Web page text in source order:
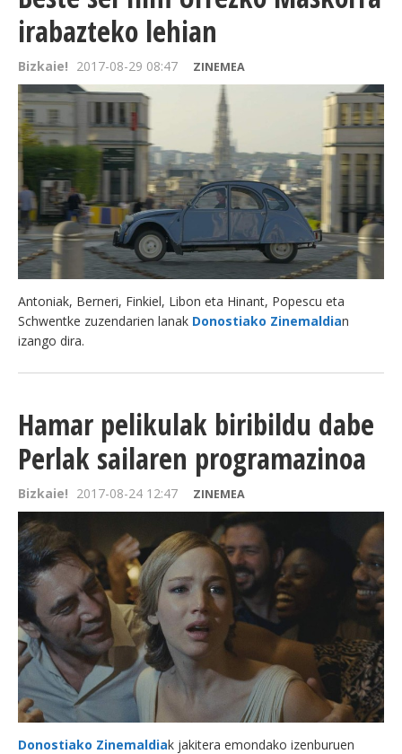
irabazteko lehian
Bizkaie! 2017-08-29 08:47 ZINEMEA
Antoniak, Berneri, Finkiel, Libon eta Hinant, Popescu eta
Schwentke zuzendarien lanak Donostiako Zinemaldian
izango dira.
Hamar pelikulak biribildu dabe
Perlak sailaren programazinoa
Bizkaie! 2017-08-24 12:47 ZINEMEA
Donostiako Zinemaldiak jakitera emondako izenburuen